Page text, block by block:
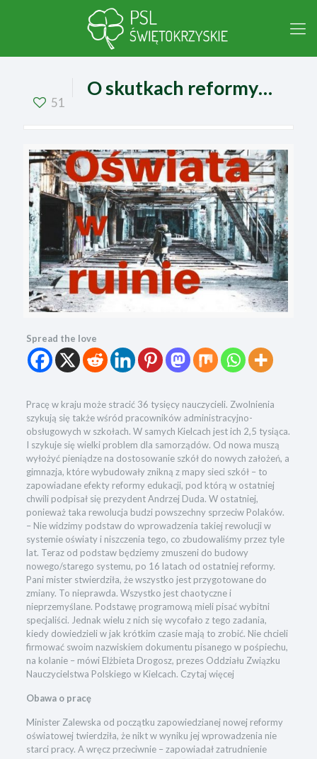
51
O skutkach reformy…
Spread the love
Pracę w kraju może stracić 36 tysięcy nauczycieli. Zwolnienia
szykują się także wśród pracowników administracyjno-
obsługowych w szkołach. W samych Kielcach jest ich 2,5 tysiąca.
I szykuje się wielki problem dla samorządów. Od nowa muszą
wyłożyć pieniądze na dostosowanie szkół do nowych założeń, a
gimnazja, które wybudowały znikną z mapy sieci szkół – to
zapowiadane efekty reformy edukacji, pod którą w ostatniej
chwili podpisał się prezydent Andrzej Duda. W ostatniej,
ponieważ taka rewolucja budzi powszechny sprzeciw Polaków.
– Nie widzimy podstaw do wprowadzenia takiej rewolucji w
systemie oświaty i niszczenia tego, co zbudowaliśmy przez tyle
lat. Teraz od podstaw będziemy zmuszeni do budowy
nowego/starego systemu, po 16 latach od ostatniej reformy.
Pani mister stwierdziła, że wszystko jest przygotowane do
zmiany. To nieprawda. Wszystko jest chaotyczne i
nieprzemyślane. Podstawę programową mieli pisać wybitni
specjaliści. Jednak wielu z nich się wycofało z tego zadania,
kiedy dowiedzieli w jak krótkim czasie mają to zrobić. Nie chcieli
firmować swoim nazwiskiem dokumentu pisanego w pośpiechu,
na kolanie – mówi Elżbieta Drogosz, prezes Oddziału Związku
Nauczycielstwa Polskiego w Kielcach. Czytaj więcej
Obawa o pracę
Minister Zalewska od początku zapowiedzianej nowej reformy
oświatowej twierdziła, że nikt w wyniku jej wprowadzenia nie
starci pracy. A wręcz przeciwnie – zapowiadał zatrudnienie